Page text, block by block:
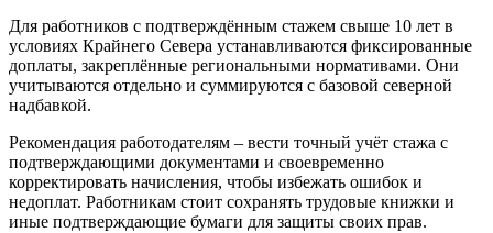
Для работников с подтверждённым стажем свыше 10 лет в
условиях Крайнего Севера устанавливаются фиксированные
доплаты, закреплённые региональными нормативами. Они
учитываются отдельно и суммируются с базовой северной
надбавкой.
Рекомендация работодателям – вести точный учёт стажа с
подтверждающими документами и своевременно
корректировать начисления, чтобы избежать ошибок и
недоплат. Работникам стоит сохранять трудовые книжки и
иные подтверждающие бумаги для защиты своих прав.